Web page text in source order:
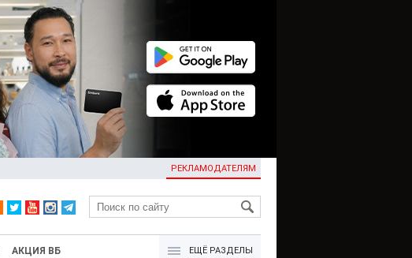
РЕКЛАМОДАТЕЛЯМ
KG
АКЦИЯ ВБ ЕЩЁ РАЗДЕЛЫ